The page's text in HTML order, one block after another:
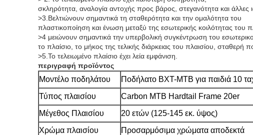
σκληρότητα, αναλογία αντοχής προς βάρος, στεγανότητα και άλλες
>3.Βελτιώνουν σημαντικά τη σταθερότητα και την ομαλότητα του
πλαστικοποίηση και ένωση μεταξύ της εσωτερικής κοιλότητας του
>4 μειώνουν σημαντικά την υπερβολική συγκέντρωση του
το πλαίσιο, το μήκος της τελικής διάρκειας του πλαισίου, σταθερή
>5.Το τελειωμένο πλαίσιο έχει λεία εμφάνιση.
περιγραφή προϊόντος
Μοντέλο ποδηλάτου
Ποδήλατο BXT-MTB για παιδιά 10
Τύπος πλαισίου
Carbon MTB Hardtail Frame 20er
Μέγεθος Πλαισίου
20 ετών (125-145 εκ. ύψος)
Χρώμα πλαισίου
Προσαρμόσιμα χρώματα αποδεκτά